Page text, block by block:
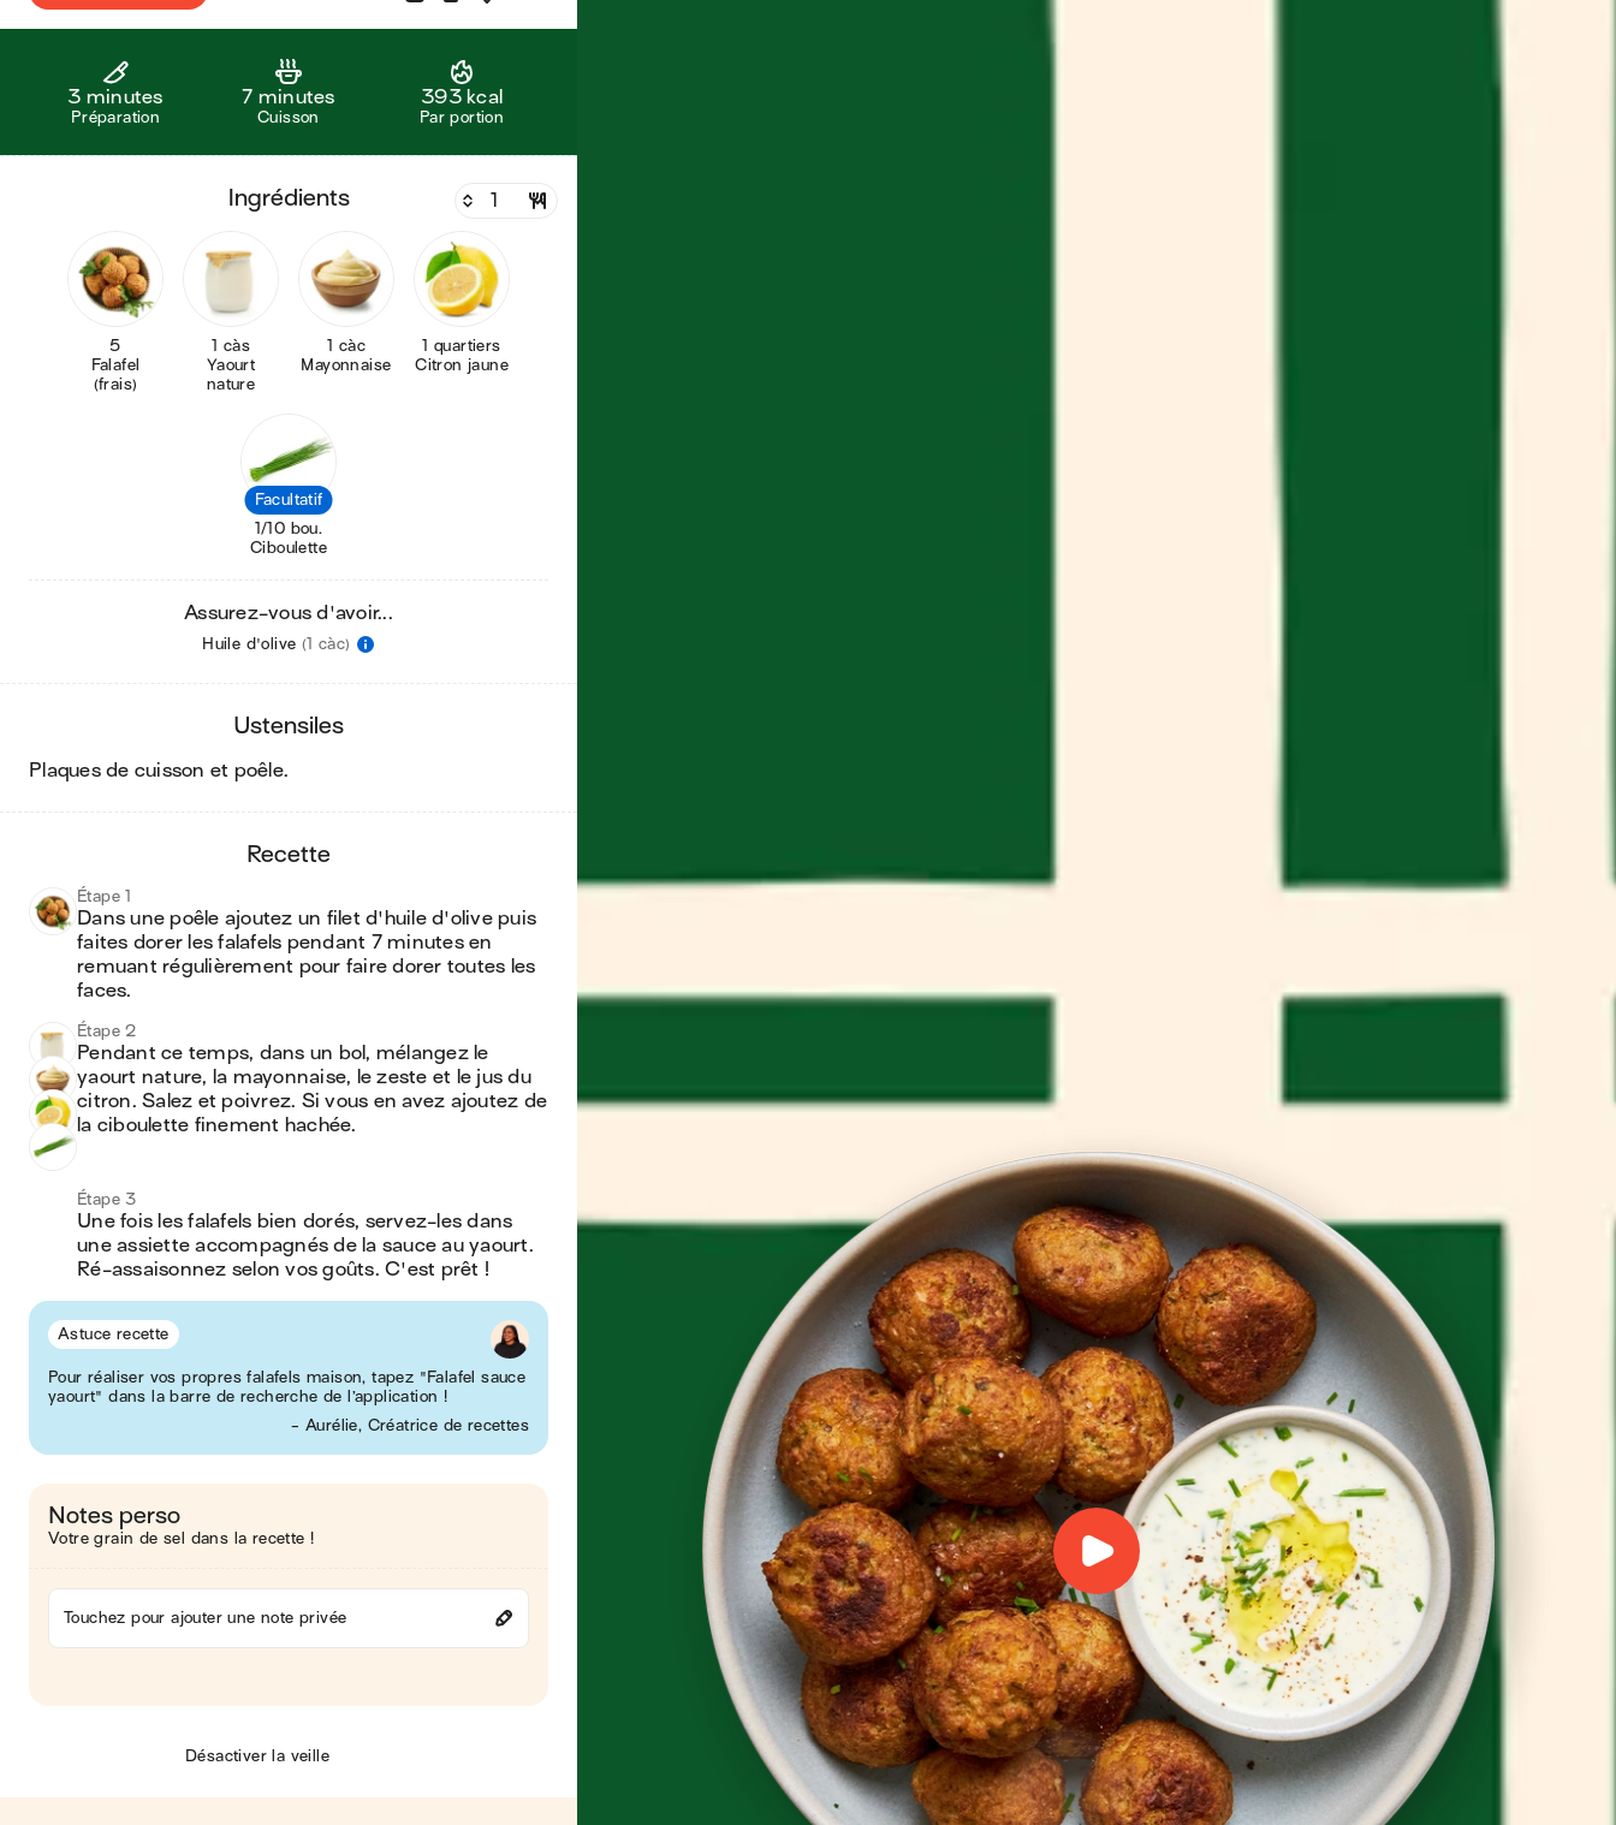
3 minutes
Préparation
7 minutes
Cuisson
393 kcal
Par portion
ingrédients
5
Falafel
(frais)
1 càs
Yaourt
nature
1 càc
Mayonnaise
1 quartiers
Citron jaune
Facultatif
1/10 bou.
Ciboulette
Assurez-vous d'avoir...
Huile d'olive (1 càc)
ustensiles
plaques de cuisson et poêle.
recette
Étape 1
Dans une poêle ajoutez un filet d'huile d'olive puis
faites dorer les falafels pendant 7 minutes en
remuant régulièrement pour faire dorer toutes les
faces.
Étape 2
Pendant ce temps, dans un bol, mélangez le
yaourt nature, la mayonnaise, le zeste et le jus du
citron. Salez et poivrez. Si vous en avez ajoutez de
la ciboulette finement hachée.
Étape 3
Une fois les falafels bien dorés, servez-les dans
une assiette accompagnés de la sauce au yaourt.
Ré-assaisonnez selon vos goûts. C'est prêt !
Astuce recette
Pour réaliser vos propres falafels maison, tapez "Falafel sauce
yaourt" dans la barre de recherche de l’application !
- Aurélie, Créatrice de recettes
Notes perso
Votre grain de sel dans la recette !
Touchez pour ajouter une note privée
Désactiver la veille